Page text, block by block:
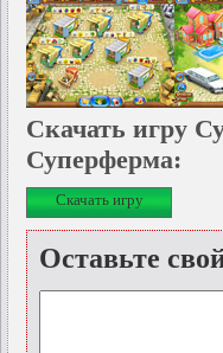
Скачать игру
Суперферма:
Скачать игру
Оставьте